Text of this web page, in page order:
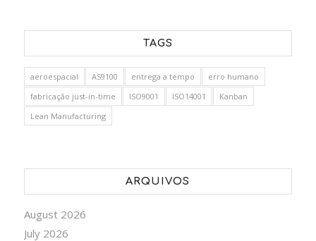
TAGS
aeroespacial AS9100 entrega a tempo
erro humano
fabricação just-in-time
ISO9001 ISO14001
Kanban
Lean Manufacturing
ARQUIVOS
August 2026
July 2026